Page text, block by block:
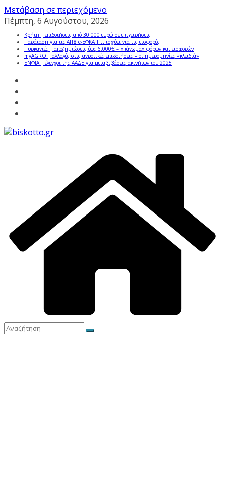
Μετάβαση σε περιεχόμενο
Πέμπτη, 6 Αυγούστου, 2026
Κρήτη | επιδοτήσεις από 30.000 ευρώ σε επιχειρήσεις
Παράταση για τις ΑΠΔ e-ΕΦΚΑ | τι ισχύει για τις εισφορές
Πυρκαγιές | αποζημιώσεις έως 6.000€ – «πάγωμα» φόρων και εισφορών
myAGRO | αλλαγές στις αγροτικές επιδοτήσεις – οι ημερομηνίες «κλειδιά»
ΕΝΦΙΑ | έλεγχοι της ΑΑΔΕ για μεταβιβάσεις ακινήτων του 2025